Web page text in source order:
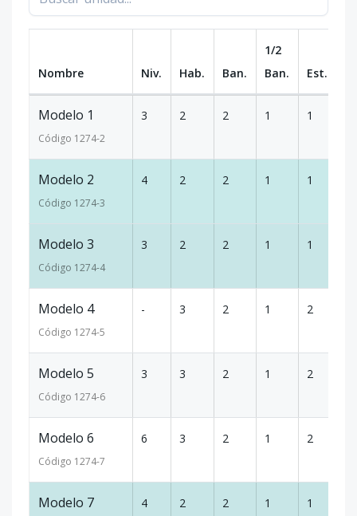
Nombre Niv. Hab. Ban.
1/2
Ban.
Est.
Modelo 1
Código 1274-2
3 2 2 1 1
Modelo 2
Código 1274-3
4 2 2 1 1
Modelo 3
Código 1274-4
3 2 2 1 1
Modelo 4
Código 1274-5
- 3 2 1 2
Modelo 5
Código 1274-6
3 3 2 1 2
Modelo 6
Código 1274-7
6 3 2 1 2
Modelo 7 4 2 2 1 1